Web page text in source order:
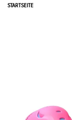
STARTSEITE